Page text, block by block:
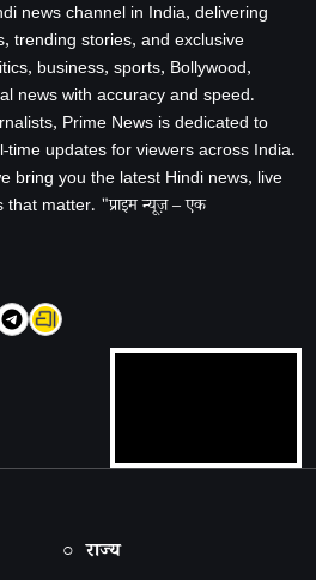
news channel in India, delivering
trending stories, and exclusive
business, sports, Bollywood,
news with accuracy and speed.
Prime News is dedicated to
updates for viewers across India.
bring you the latest Hindi news, live
matter. "प्राइम न्यूज़ – एक
○ राज्य